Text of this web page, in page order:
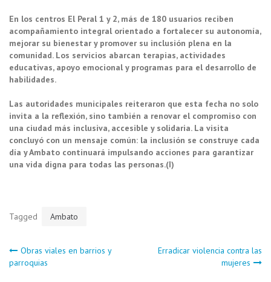
En los centros El Peral 1 y 2, más de 180 usuarios reciben
acompañamiento integral orientado a fortalecer su autonomía,
mejorar su bienestar y promover su inclusión plena en la
comunidad. Los servicios abarcan terapias, actividades
educativas, apoyo emocional y programas para el desarrollo de
habilidades.
Las autoridades municipales reiteraron que esta fecha no solo
invita a la reflexión, sino también a renovar el compromiso con
una ciudad más inclusiva, accesible y solidaria. La visita
concluyó con un mensaje común: la inclusión se construye cada
día y Ambato continuará impulsando acciones para garantizar
una vida digna para todas las personas.(I)
Tagged Ambato
Navegación
Obras viales en barrios y
parroquias
Erradicar violencia contra las
mujeres